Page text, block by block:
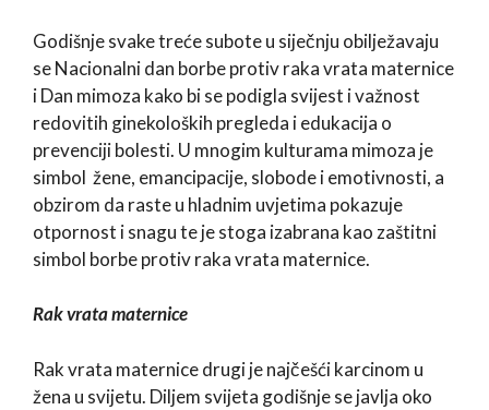
Godišnje svake treće subote u siječnju obilježavaju
se Nacionalni dan borbe protiv raka vrata maternice
i Dan mimoza kako bi se podigla svijest i važnost
redovitih ginekoloških pregleda i edukacija o
prevenciji bolesti. U mnogim kulturama mimoza je
simbol žene, emancipacije, slobode i emotivnosti, a
obzirom da raste u hladnim uvjetima pokazuje
otpornost i snagu te je stoga izabrana kao zaštitni
simbol borbe protiv raka vrata maternice.
Rak vrata maternice
Rak vrata maternice drugi je najčešći karcinom u
žena u svijetu. Diljem svijeta godišnje se javlja oko